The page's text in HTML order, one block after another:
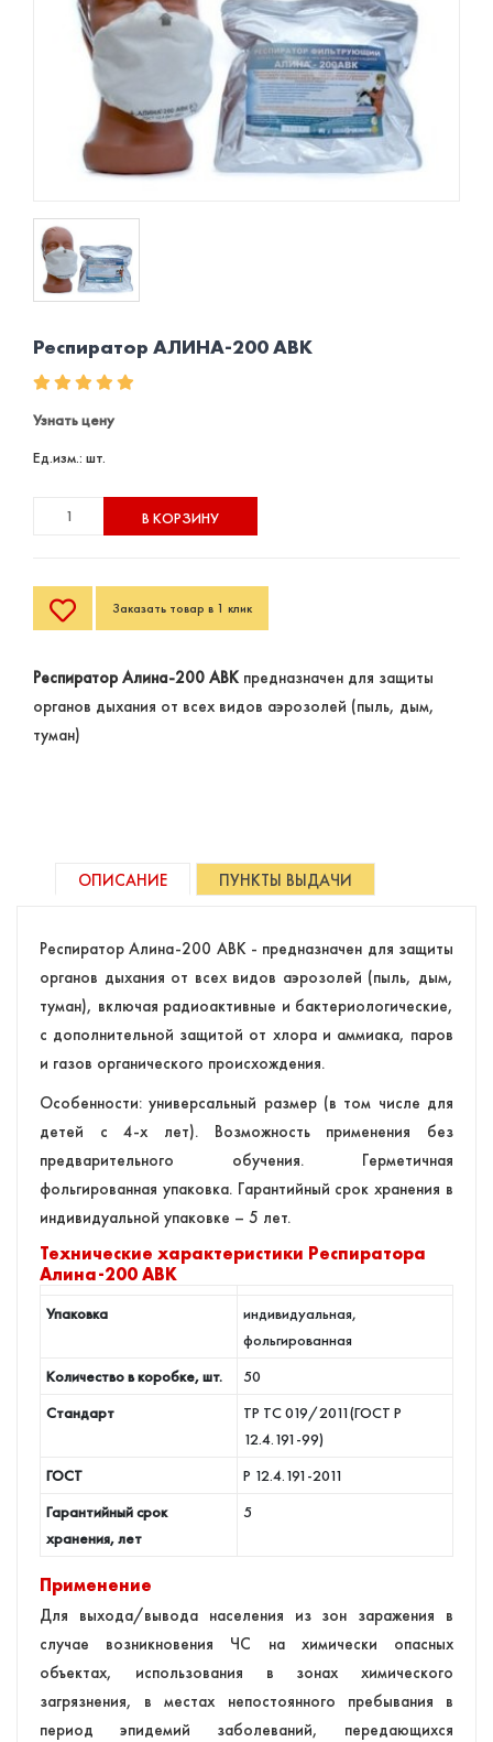
Респиратор АЛИНА-200 АВК
Узнать цену
Ед.изм.: шт.
В КОРЗИНУ
Заказать товар в 1 клик
Респиратор Алина-200 АВК предназначен для защиты
органов дыхания от всех видов аэрозолей (пыль, дым,
туман)
ОПИСАНИЕ ПУНКТЫ ВЫДАЧИ
Респиратор Алина-200 АВК - предназначен для защиты
органов дыхания от всех видов аэрозолей (пыль, дым,
туман), включая радиоактивные и бактериологические,
с дополнительной защитой от хлора и аммиака, паров
и газов органического происхождения.
Особенности: универсальный размер (в том числе для
детей с 4-х лет). Возможность применения без
предварительного обучения. Герметичная
фольгированная упаковка. Гарантийный срок хранения в
индивидуальной упаковке – 5 лет.
Технические характеристики Респиратора
Алина-200 АВК
Упаковка
индивидуальная,
фольгированная
Количество в коробке, шт.
50
Стандарт
ТР ТС 019/2011(ГОСТ Р
12.4.191-99)
ГОСТ
Р 12.4.191-2011
Гарантийный срок
хранения, лет
5
Применение
Для выхода/вывода населения из зон заражения в
случае возникновения ЧС на химически опасных
объектах, использования в зонах химического
загрязнения, в местах непостоянного пребывания в
период эпидемий заболеваний, передающихся